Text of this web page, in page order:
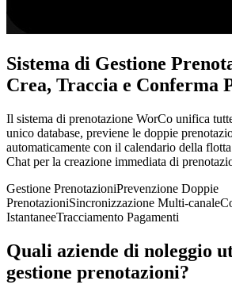
Sistema di Gestione
Crea, Traccia e Conferma
Il sistema di prenotazione WorCo unifica
unico database, previene le doppie
automaticamente con il calendario della
Chat per la creazione immediata di
Gestione PrenotazioniPrevenzione Doppie
PrenotazioniSincronizzazione Multi-canale
IstantaneeTracciamento Pagamenti
Quali aziende di noleggio
gestione prenotazioni?